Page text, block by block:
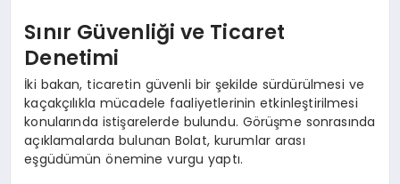
Sınır Güvenliği ve Ticaret
Denetimi
İki bakan, ticaretin güvenli bir şekilde sürdürülmesi ve
kaçakçılıkla mücadele faaliyetlerinin etkinleştirilmesi
konularında istişarelerde bulundu. Görüşme sonrasında
açıklamalarda bulunan Bolat, kurumlar arası
eşgüdümün önemine vurgu yaptı.